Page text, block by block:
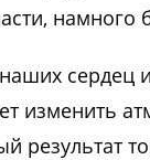
сердец
изменить
результат